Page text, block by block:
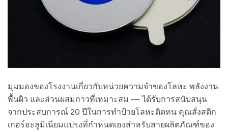
มุมมองของโรงงานเกี่ยวกับหน่วยความจำของโลหะ พลังงาน
พื้นผิว และส่วนผสมกาวที่เหมาะสม — ได้รับการสนับสนุน
จากประสบการณ์ 20 ปีในการทำป้ายโลหะติดทน คุณสั่งสติก
เกอร์อะลูมิเนียมแปรงที่กำหนดเองสำหรับสายผลิตภัณฑ์ของ